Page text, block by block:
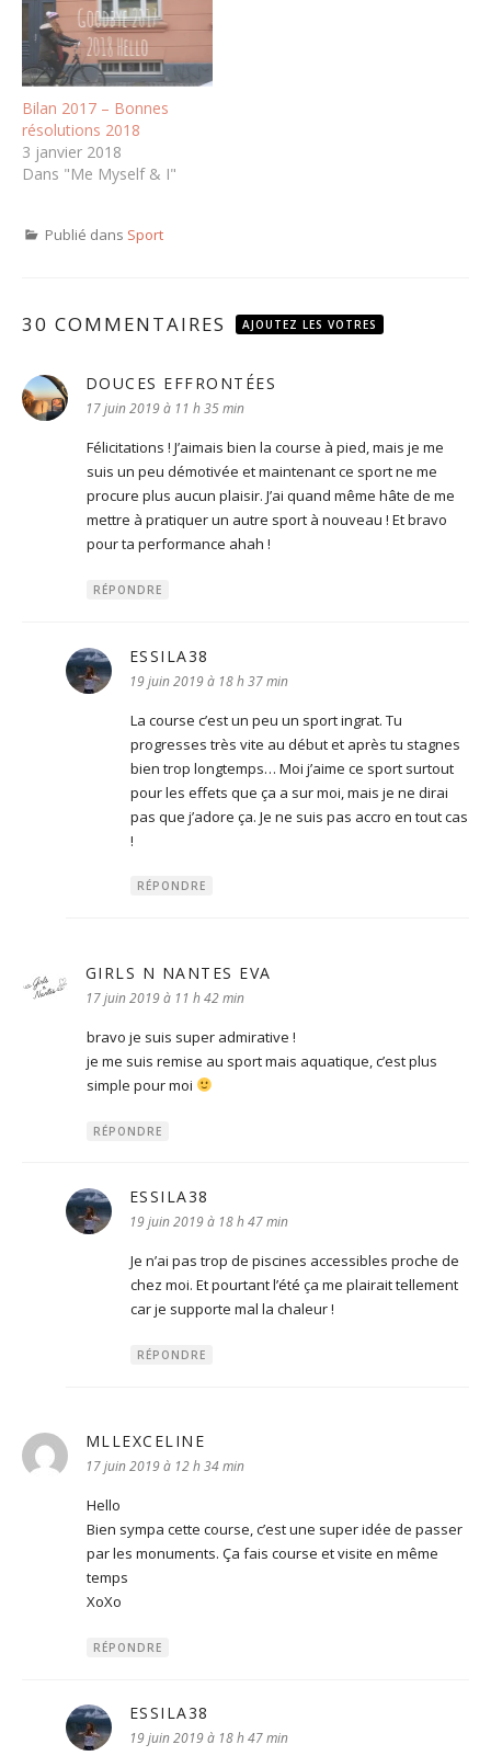
Bilan 2017 – Bonnes
résolutions 2018
3 janvier 2018
Dans "Me Myself & I"
Publié dans Sport
30 COMMENTAIRES AJOUTEZ LES VOTRES
DOUCES EFFRONTÉES
17 juin 2019 à 11 h 35 min
Félicitations ! J’aimais bien la course à pied, mais je me
suis un peu démotivée et maintenant ce sport ne me
procure plus aucun plaisir. J’ai quand même hâte de me
mettre à pratiquer un autre sport à nouveau ! Et bravo
pour ta performance ahah !
RÉPONDRE
ESSILA38
19 juin 2019 à 18 h 37 min
La course c’est un peu un sport ingrat. Tu
progresses très vite au début et après tu stagnes
bien trop longtemps… Moi j’aime ce sport surtout
pour les effets que ça a sur moi, mais je ne dirai
pas que j’adore ça. Je ne suis pas accro en tout cas
!
RÉPONDRE
GIRLS N NANTES EVA
17 juin 2019 à 11 h 42 min
bravo je suis super admirative !
je me suis remise au sport mais aquatique, c’est plus
simple pour moi
RÉPONDRE
ESSILA38
19 juin 2019 à 18 h 47 min
Je n’ai pas trop de piscines accessibles proche de
chez moi. Et pourtant l’été ça me plairait tellement
car je supporte mal la chaleur !
RÉPONDRE
MLLEXCELINE
17 juin 2019 à 12 h 34 min
Hello
Bien sympa cette course, c’est une super idée de passer
par les monuments. Ça fais course et visite en même
temps
XoXo
RÉPONDRE
ESSILA38
19 juin 2019 à 18 h 47 min